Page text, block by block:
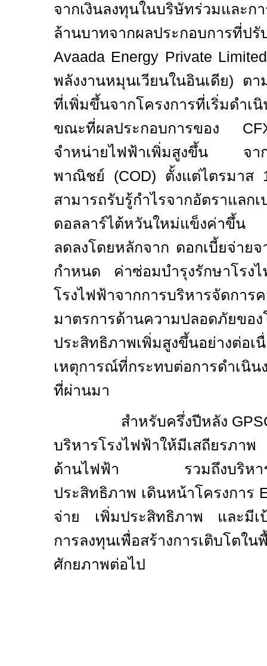
จากเงินลงทุนในบริษัทร่วมแล
ล้านบาทจากผลประกอบการที่ปรั
Avaada Energy Private
พลังงานหมุนเวียนในอินเดีย) ตา
ที่เพิ่มขึ้นจากโครงการที่เริ่มดำเ
ขณะที่ผลประกอบการของ
จำหน่ายไฟฟ้าเพิ่มสูงขึ้น จากก
พาณิชย์ (COD) ตั้งแต่ไตรมาส
สามารถรับรู้กำไรจากอัตราแลกเ
ดอลลาร์ไต้หวันใหม่แข็งค่าขึ้น
ลดลงโดยหลักจาก ดอกเบี้ยจ่าย
กำหนด ค่าซ่อมบำรุงรักษาโรง
โรงไฟฟ้าจากการบริหารจัดการ
มาตรการด้านความปลอดภัยขอ
ประสิทธิภาพเพิ่มสูงขึ้นอย่างต่อ
เหตุการณ์ที่กระทบต่อการดำเนิ
ที่ผ่านมา
สำหรับครึ่งปีหลัง
บริหารโรงไฟฟ้าให้มีเสถียรภา
ด้านไฟฟ้า รวมถึงบริหารโ
ประสิทธิภาพ เดินหน้าโครงการ
จ่าย เพิ่มประสิทธิภาพ และมีเ
การลงทุนเพื่อสร้างการเติบโตใ
ศักยภาพต่อไป